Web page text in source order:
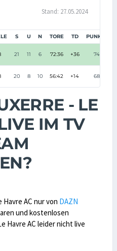
Stand: 27.05.2024
S U N TORE TD PUNKTE
21 11 6 72:36 +36 74
20 8 10 56:42 +14 68
- LE
IM TV
Havre AC nur von DAZN
und kostenlosen
Havre AC leider nicht live